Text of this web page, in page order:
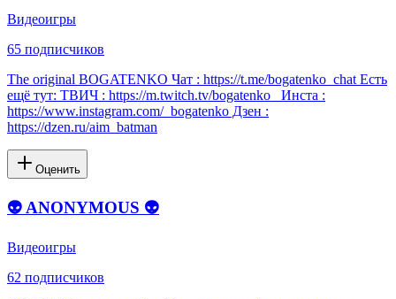
Видеоигры
65 подписчиков
The original BOGATENKO Чат : https://t.me/bogatenko_chat Есть
ещё тут: ТВИЧ : https://m.twitch.tv/bogatenko_ Инста :
https://www.instagram.com/_bogatenko Дзен :
https://dzen.ru/aim_batman
Оценить
👽 ANONYMOUS 👽
Видеоигры
62 подписчиков